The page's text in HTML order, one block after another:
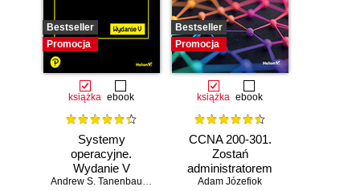
Bestseller
Promocja
książka ebook
Systemy
operacyjne.
Wydanie V
Andrew S. Tanenbaum, Herbert Bos
Bestseller
Promocja
książka ebook
CCNA 200-301.
Zostań
administratorem
sieci
Adam Józefiok